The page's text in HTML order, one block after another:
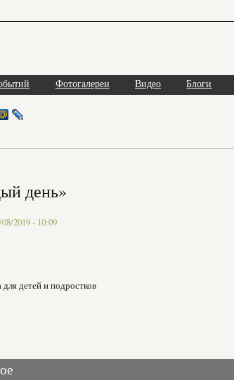
Фотогалереи Видео Блоги
день»
2019 - 10:09
детей и подростков